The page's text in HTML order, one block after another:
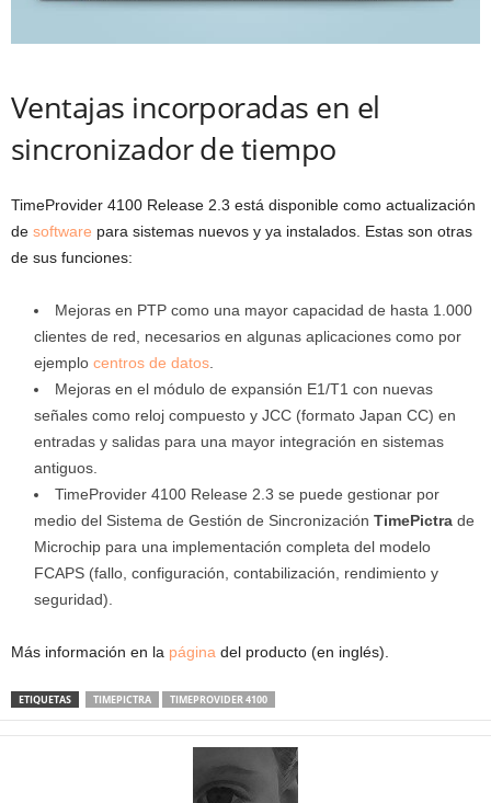
Ventajas incorporadas en el
sincronizador de tiempo
TimeProvider 4100 Release 2.3 está disponible como actualización
de software para sistemas nuevos y ya instalados. Estas son otras
de sus funciones:
Mejoras en PTP como una mayor capacidad de hasta 1.000
clientes de red, necesarios en algunas aplicaciones como por
ejemplo centros de datos
Mejoras en el módulo de expansión E1/T1 con nuevas
señales como reloj compuesto y JCC (formato Japan CC) en
entradas y salidas para una mayor integración en sistemas
antiguos.
TimeProvider 4100 Release 2.3 se puede gestionar por
medio del Sistema de Gestión de Sincronización TimePictra de
Microchip para una implementación completa del modelo
FCAPS (fallo, configuración, contabilización, rendimiento y
seguridad).
Más información en la página del producto (en inglés).
ETIQUETAS TIMEPICTRA TIMEPROVIDER 4100